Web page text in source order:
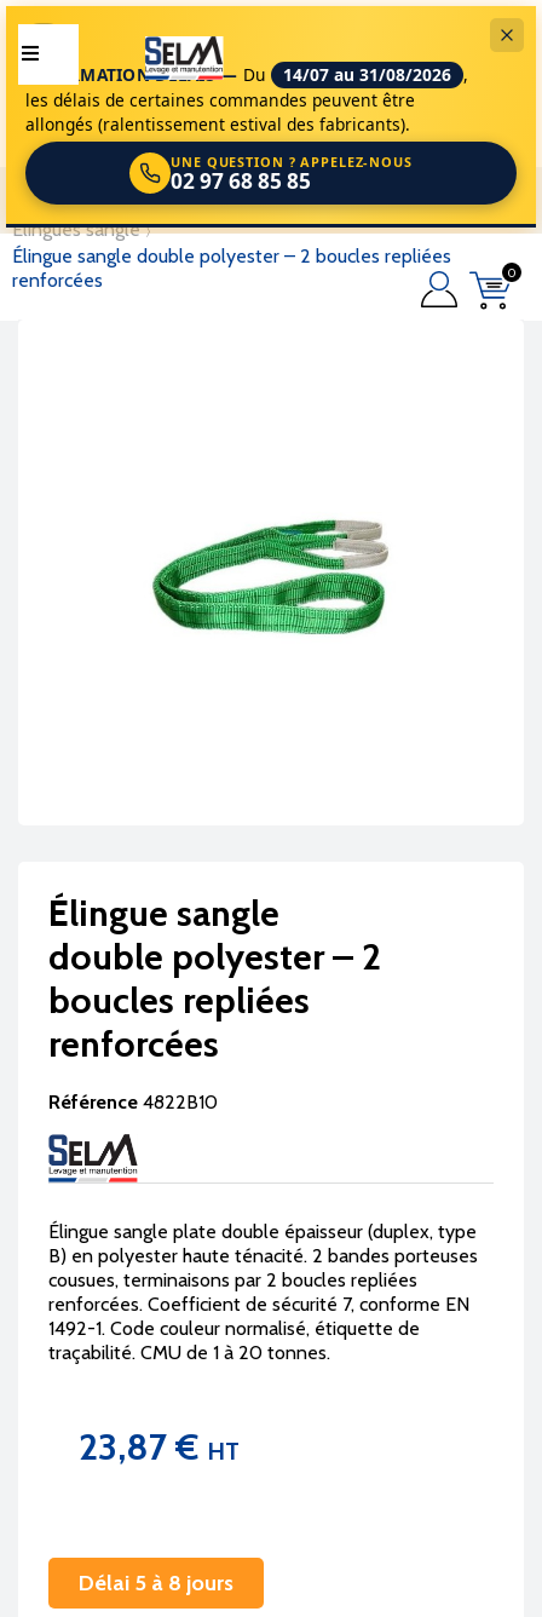
INFORMATION DÉLAIS — Du 14/07 au 31/08/2026 ,
les délais de certaines commandes peuvent être
allongés (ralentissement estival des fabricants).
UNE QUESTION ? APPELEZ-NOUS
02 97 68 85 85
0
selm accessoires de levage
élingues de levage
élingues sangle
élingue sangle double polyester – 2 boucles repliées
renforcées
Élingue sangle
double polyester – 2
boucles repliées
renforcées
Référence 4822B10
Élingue sangle plate double épaisseur (duplex, type
B) en polyester haute ténacité. 2 bandes porteuses
cousues, terminaisons par 2 boucles repliées
renforcées. Coefficient de sécurité 7, conforme EN
1492-1. Code couleur normalisé, étiquette de
traçabilité. CMU de 1 à 20 tonnes.
23,87 € HT
Délai 5 à 8 jours